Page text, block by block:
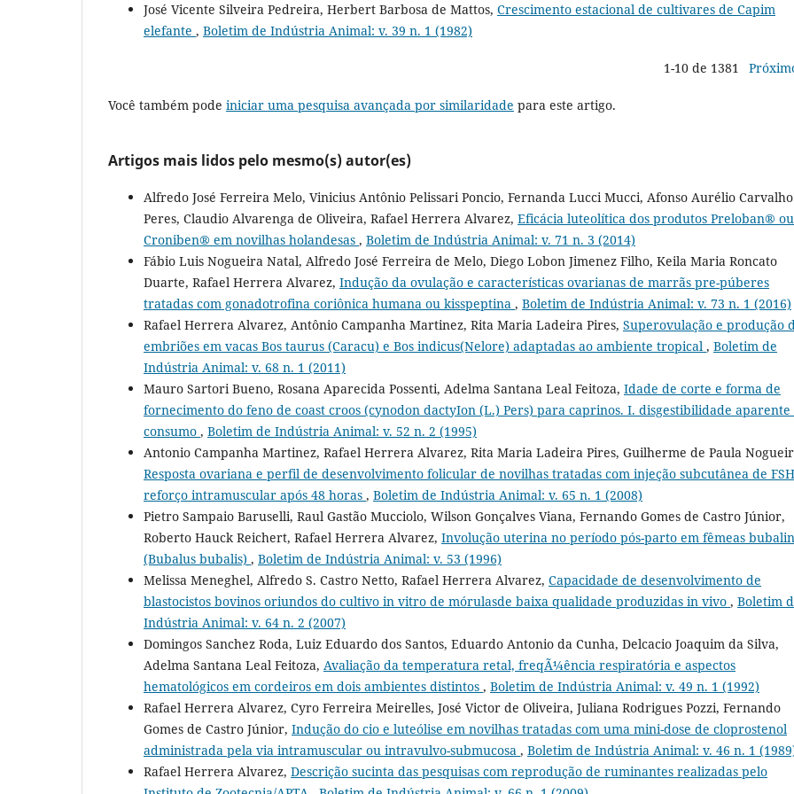
José Vicente Silveira Pedreira, Herbert Barbosa de Mattos, Crescimento estacional de cultivares de Capim
elefante , Boletim de Indústria Animal: v. 39 n. 1 (1982)
1-10 de 1381
Você também pode iniciar uma pesquisa avançada por similaridade para este artigo.
Artigos mais lidos pelo mesmo(s) autor(es)
Alfredo José Ferreira Melo, Vinicius Antônio Pelissari Poncio, Fernanda Lucci Mucci, Afonso Aurélio Carvalho
Peres, Claudio Alvarenga de Oliveira, Rafael Herrera Alvarez, Eficácia luteolítica dos produtos Preloban® ou
Croniben® em novilhas holandesas , Boletim de Indústria Animal: v. 71 n. 3 (2014)
Fábio Luis Nogueira Natal, Alfredo José Ferreira de Melo, Diego Lobon Jimenez Filho, Keila Maria Roncato
Duarte, Rafael Herrera Alvarez, Indução da ovulação e características ovarianas de marrãs pre-púberes
tratadas com gonadotrofina coriônica humana ou kisspeptina , Boletim de Indústria Animal: v. 73 n. 1 (2016)
Rafael Herrera Alvarez, Antônio Campanha Martinez, Rita Maria Ladeira Pires, Superovulação e produção
embriões em vacas Bos taurus (Caracu) e Bos indicus(Nelore) adaptadas ao ambiente tropical , Boletim de
Indústria Animal: v. 68 n. 1 (2011)
Mauro Sartori Bueno, Rosana Aparecida Possenti, Adelma Santana Leal Feitoza, Idade de corte e forma de
fornecimento do feno de coast croos (cynodon dactyIon (L.) Pers) para caprinos. I. disgestibilidade aparente
consumo , Boletim de Indústria Animal: v. 52 n. 2 (1995)
Antonio Campanha Martinez, Rafael Herrera Alvarez, Rita Maria Ladeira Pires, Guilherme de Paula
Resposta ovariana e perfil de desenvolvimento folicular de novilhas tratadas com injeção subcutânea de
reforço intramuscular após 48 horas , Boletim de Indústria Animal: v. 65 n. 1 (2008)
Pietro Sampaio Baruselli, Raul Gastão Mucciolo, Wilson Gonçalves Viana, Fernando Gomes de Castro Júnior,
Roberto Hauck Reichert, Rafael Herrera Alvarez, Involução uterina no período pós-parto em fêmeas
(Bubalus bubalis) , Boletim de Indústria Animal: v. 53 (1996)
Melissa Meneghel, Alfredo S. Castro Netto, Rafael Herrera Alvarez, Capacidade de desenvolvimento de
blastocistos bovinos oriundos do cultivo in vitro de mórulasde baixa qualidade produzidas in vivo , Boletim
Indústria Animal: v. 64 n. 2 (2007)
Domingos Sanchez Roda, Luiz Eduardo dos Santos, Eduardo Antonio da Cunha, Delcacio Joaquim da Silva,
Adelma Santana Leal Feitoza, Avaliação da temperatura retal, freqÃ¼ência respiratória e aspectos
hematológicos em cordeiros em dois ambientes distintos , Boletim de Indústria Animal: v. 49 n. 1 (1992)
Rafael Herrera Alvarez, Cyro Ferreira Meirelles, José Victor de Oliveira, Juliana Rodrigues Pozzi, Fernando
Gomes de Castro Júnior, Indução do cio e luteólise em novilhas tratadas com uma mini-dose de cloprostenol
administrada pela via intramuscular ou intravulvo-submucosa , Boletim de Indústria Animal: v. 46 n. 1
Rafael Herrera Alvarez, Descrição sucinta das pesquisas com reprodução de ruminantes realizadas pelo